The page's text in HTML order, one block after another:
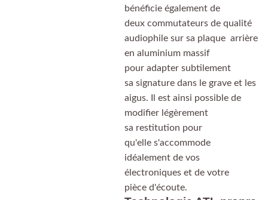
bénéficie également de
deux commutateurs de qualité
audiophile sur sa plaque arrière
en aluminium massif
pour adapter subtilement
sa signature dans le grave et les
aigus. Il est ainsi possible de
modifier légèrement
sa restitution pour
qu'elle s'accommode
idéalement de vos
électroniques et de votre
pièce d'écoute.